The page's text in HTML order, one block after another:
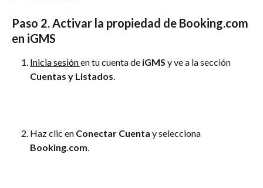
Paso 2. Activar la propiedad de Booking.com
en iGMS
Inicia sesión en tu cuenta de iGMS y ve a la sección
Cuentas y Listados.
Haz clic en Conectar Cuenta y selecciona
Booking.com.